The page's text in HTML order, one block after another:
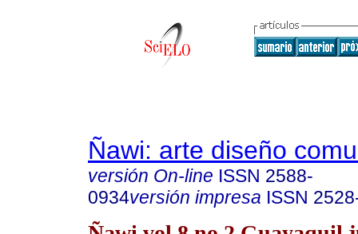
Ñawi: arte diseño
versión On-line ISSN 2588-
0934versión impresa ISSN